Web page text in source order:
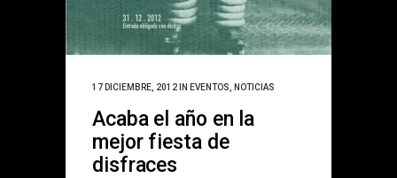
17 DICIEMBRE, 2012 IN EVENTOS NOTICIAS
Acaba el año en la
mejor fiesta de
disfraces